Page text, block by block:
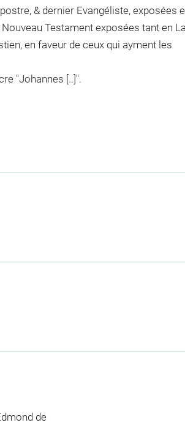
& dernier Evangéliste, exposées
Testament exposées tant en
en faveur de ceux qui ayment les
"Johannes [..]".
de